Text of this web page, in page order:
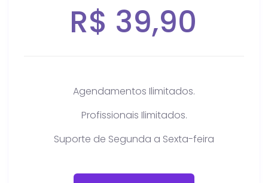
R$ 39,90
Agendamentos Ilimitados.
Profissionais Ilimitados.
Suporte de Segunda a Sexta-feira